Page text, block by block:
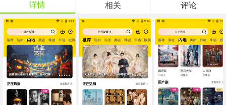
详情 相关 评论